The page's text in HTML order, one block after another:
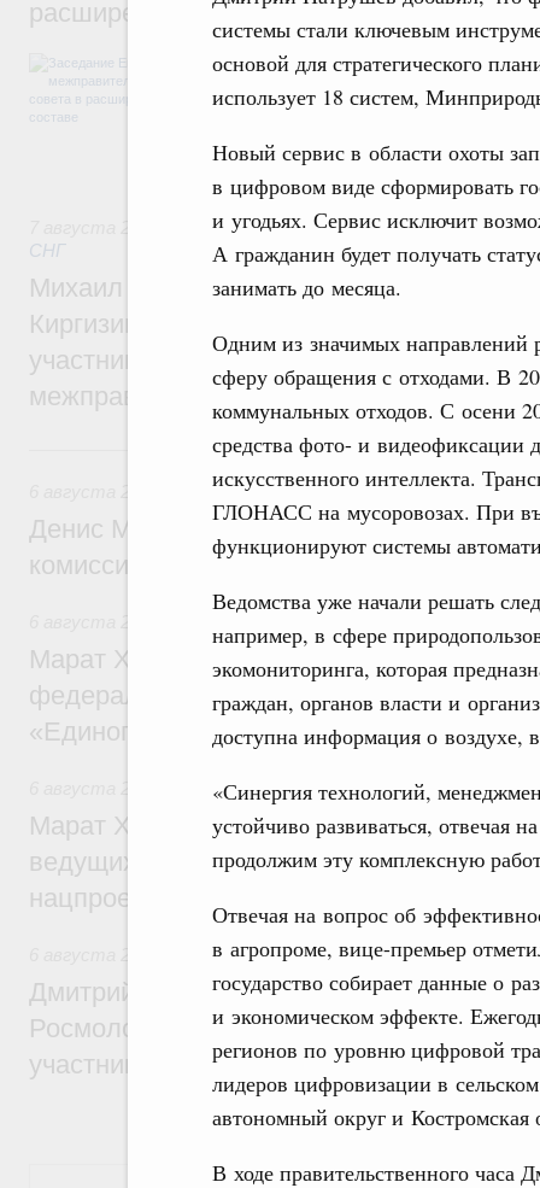
системы стали ключевым
основой для стратегического
использует 18 систем,
Новый сервис в области охоты
в цифровом виде сформировать
и угодьях. Сервис исключит
А гражданин будет получать
занимать до месяца.
Одним из значимых направлений
сферу обращения с отходами. В
коммунальных отходов. С осени
средства фото- и видеофиксации
искусственного интеллекта.
ГЛОНАСС на мусоровозах. При
функционируют системы
Ведомства уже начали решать
например, в сфере
экомониторинга, которая
граждан, органов власти и
доступна информация о воздухе,
«Синергия технологий,
устойчиво развиваться, отвечая
продолжим эту комплексную
Отвечая на вопрос об
в агропроме, вице-премьер
государство собирает данные о
и экономическом эффекте.
регионов по уровню цифровой
лидеров цифровизации в
автономный округ и Костромская
В ходе правительственного
расширенном составе
В повестке заседания актуальные задачи
числе совершенствование кооперации в
регулирования и администрирования,
железнодорожных перевозок,
Евразийский экономический союз.
СНГ
Михаил Мишустин принял участие во
Киргизии Садыра Жапарова с главами
участников заседания Евразийского
межправительственного совета
6 августа, четверг
Общие вопросы промышленной политики
Денис Мантуров провёл заседание
комиссии по промышленности
Марат Хуснуллин: Более 130
федерального значения построено под
«Единого заказчика»
Национальный проект «Инфраструктура
Марат Хуснуллин: Порядка 200
ведущих к спортивным объектам,
нацпроекту «Инфраструктура для
Молодёжная политика
Дмитрий Чернышенко, Сергей Кравцов и
Росмолодёжи Григорий Гуров
участников проекта «Кольцо открытий»